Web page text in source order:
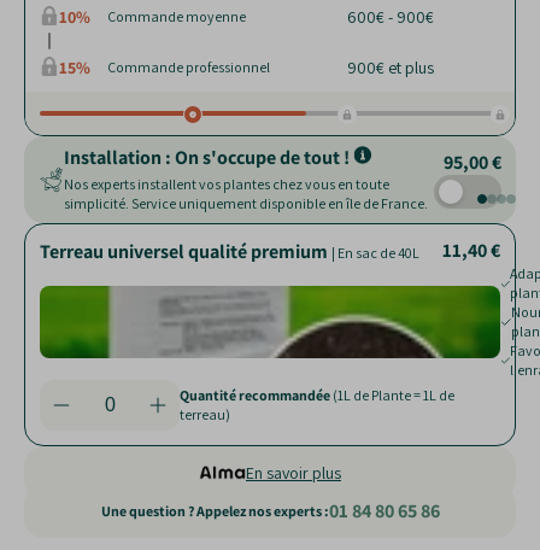
10% Commande moyenne 600€ - 900€
15% Commande professionnel 900€ et plus
Installation : On s'occupe de tout !
Nos experts installent vos plantes chez vous en toute
simplicité. Service uniquement disponible en île de France.
95,00 €
Terreau universel qualité premium | En sac de 40L 11,40 €
Quantité recommandée (1L de Plante = 1L de
terreau)
Billes d'argile| Sac de 10 L et 45 L 9,50 €
terre
| 17,10 €
Pot Milano| Pot allant de 25 à 220 L 37,05 €
En savoir plus
Une question ? Appelez nos experts :01 84 80 65 86